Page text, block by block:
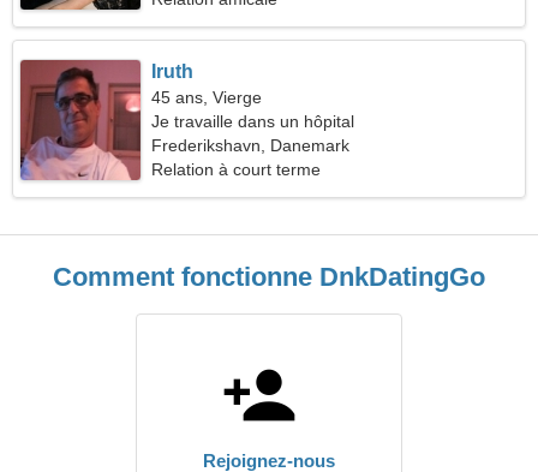
Iruth
45 ans, Vierge
Je travaille dans un hôpital
Frederikshavn, Danemark
Relation à court terme
Comment fonctionne DnkDatingGo
Rejoignez-nous